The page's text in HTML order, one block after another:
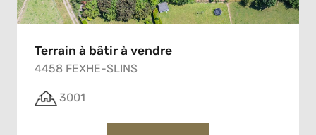
Terrain à bâtir à vendre
4458 FEXHE-SLINS
3001